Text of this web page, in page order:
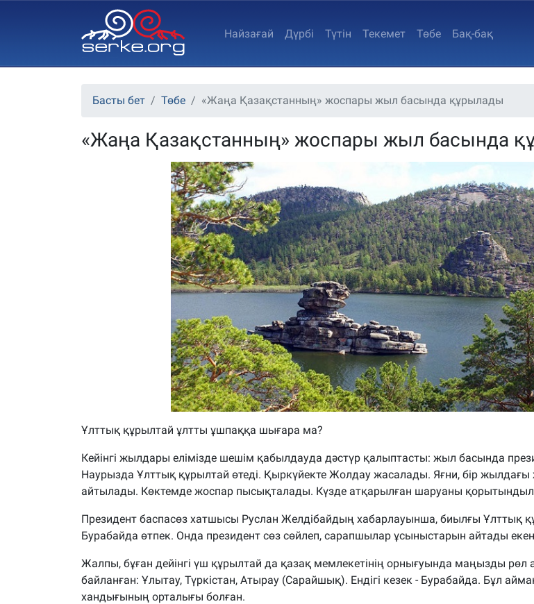
Найзағай Дүрбi Түтін Текемет Төбе Бақ-бақ
Басты бет Төбе «Жаңа Қазақстанның» жоспары жыл басында құрылады
«Жаңа Қазақстанның» жоспары жыл басында
Ұлттық құрылтай ұлтты ұшпаққа шығара ма?
Кейінгі жылдары елімізде шешім қабылдауда дәстүр қалыптасты: жыл басында
Наурызда Ұлттық құрылтай өтеді. Қыркүйекте Жолдау жасалады. Яғни, бір
айтылады. Көктемде жоспар пысықталады. Күзде атқарылған шаруаны
Президент баспасөз хатшысы Руслан Желдібайдың хабарлауынша, биылғы Ұлттық
Бурабайда өтпек. Онда президент сөз сөйлеп, сарапшылар ұсыныстарын айтады
Жалпы, бұған дейінгі үш құрылтай да қазақ мемлекетінің орнығуында маңызды рөл
байланған: Ұлытау, Түркістан, Атырау (Сарайшық). Ендігі кезек - Бурабайда. Бұл
хандығының орталығы болған.